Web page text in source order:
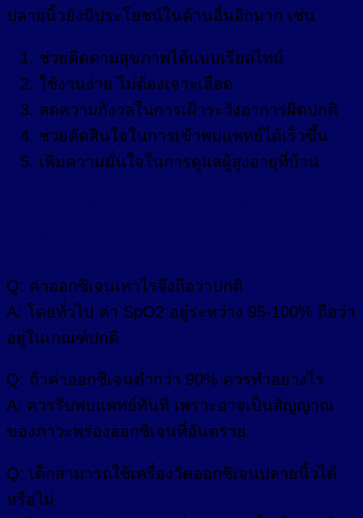
ปลายนิ้วยังมีประโยชน์ในด้านอื่นอีกมาก เช่น
ช่วยติดตามสุขภาพได้แบบเรียลไทม์
ใช้งานง่าย ไม่ต้องเจาะเลือด
ลดความกังวลในการเฝ้าระวังอาการผิดปกติ
ช่วยตัดสินใจในการเข้าพบแพทย์ได้เร็วขึ้น
เพิ่มความมั่นใจในการดูแลผู้สูงอายุที่บ้าน
Q: ค่าออกซิเจนเท่าไรจึงถือว่าปกติ
A: โดยทั่วไป ค่า SpO2 อยู่ระหว่าง 95-100% ถือว่า
อยู่ในเกณฑ์ปกติ
Q: ถ้าค่าออกซิเจนต่ำกว่า 90% ควรทำอย่างไร
A: ควรรีบพบแพทย์ทันที เพราะอาจเป็นสัญญาณ
ของภาวะพร่องออกซิเจนที่อันตราย
Q: เด็กสามารถใช้เครื่องวัดออกซิเจนปลายนิ้วได้
หรือไม่